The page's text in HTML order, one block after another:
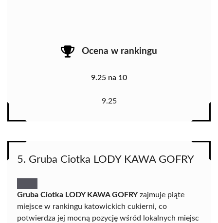
Ocena w rankingu
9.25 na 10
9.25
5. Gruba Ciotka LODY KAWA GOFRY
Gruba Ciotka LODY KAWA GOFRYzajmuje piąte
miejsce w rankingu katowickich cukierni, co
potwierdza jej mocną pozycję wśród lokalnych miejsc